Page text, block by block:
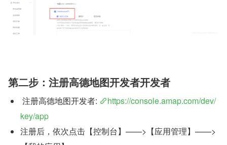
第二步：注册高德地图开发者开发者
注册高德地图开发者:
https://console.amap.com/dev/
key/app
注册后，依次点击【控制台】——>【应用管理】——>